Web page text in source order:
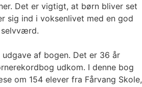
Det er vigtigt, at børn bliver set
sig ind i voksenlivet med en god
udgave af bogen. Det er 36 år
udkom. I denne bog
om 154 elever fra Fårvang Skole,